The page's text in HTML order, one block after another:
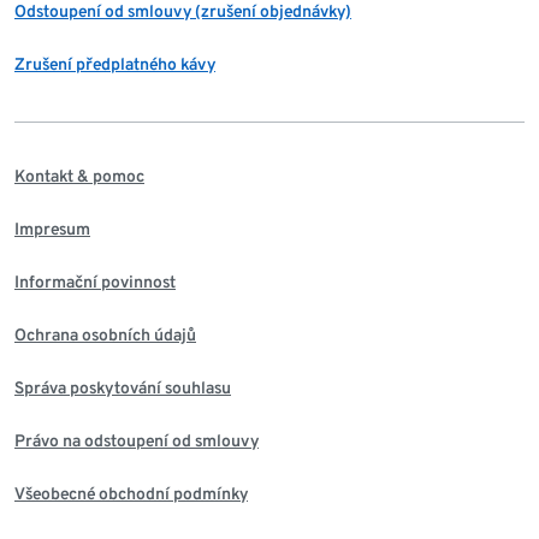
Odstoupení od smlouvy (zrušení objednávky)
Zrušení předplatného kávy
Kontakt & pomoc
Impresum
Informační povinnost
Ochrana osobních údajů
Správa poskytování souhlasu
Právo na odstoupení od smlouvy
Všeobecné obchodní podmínky